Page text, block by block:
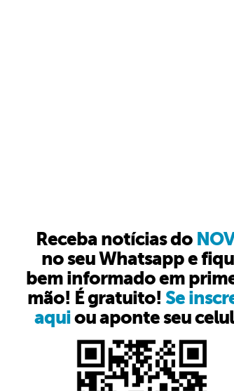
Receba notícias do
no seu Whatsapp e
bem informado em
mão! É gratuito! Se
aquiou aponte seu